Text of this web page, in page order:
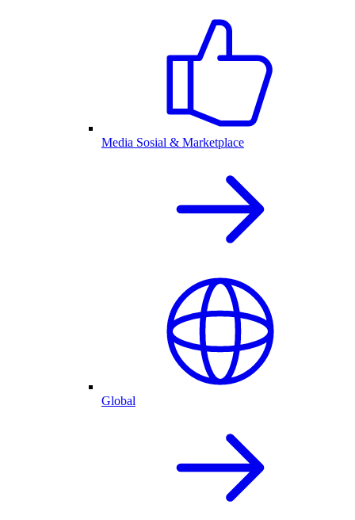
Media Sosial & Marketplace
Global